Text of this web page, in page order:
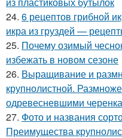
24. 6 рецептов грибной
икра из груздей —
25. Почему озимый
избежать в новом сезоне
26. Выращивание и
крупнолистной.
одревесневшими
27. Фото и названия
Преимущества